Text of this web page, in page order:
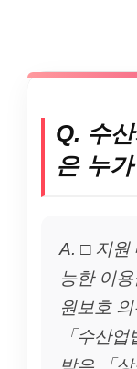
Q. 수
은 누
A. □ 지원
능한 이
원보호
「수산